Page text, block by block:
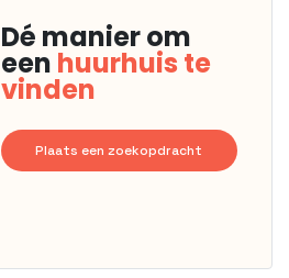
Dé manier om
een huurhuis te
vinden
Plaats een zoekopdracht